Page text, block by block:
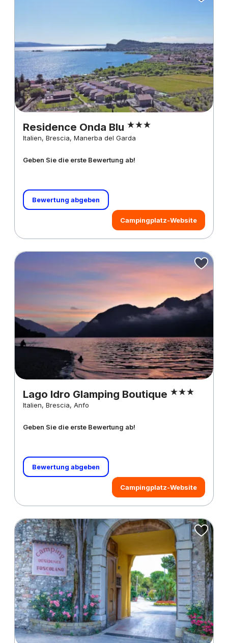
Residence Onda Blu
Italien, Brescia, Manerba del Garda
Geben Sie die erste Bewertung ab!
Bewertung abgeben
Campingplatz-Website
Lago Idro Glamping Boutique
Italien, Brescia, Anfo
Geben Sie die erste Bewertung ab!
Bewertung abgeben
Campingplatz-Website